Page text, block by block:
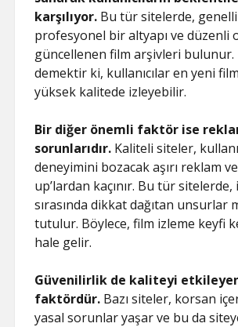
karşılıyor. Bu tür sitelerde,
profesyonel bir altyapı ve düzenli
güncellenen film arşivleri bulunur.
demektir ki, kullanıcılar en yeni
yüksek kalitede izleyebilir.
Bir diğer önemli faktör ise
sorunlarıdır. Kaliteli siteler,
deneyimini bozacak aşırı reklam
up’lardan kaçınır. Bu tür sitelerde,
sırasında dikkat dağıtan unsurlar
tutulur. Böylece, film izleme keyfi
hale gelir.
Güvenilirlik de kaliteyi
faktördür. Bazı siteler, korsan
yasal sorunlar yaşar ve bu da